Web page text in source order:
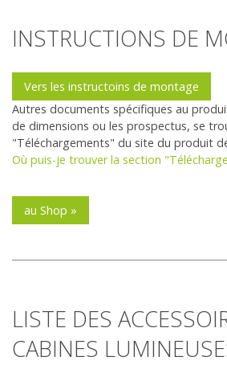
INSTRUCTIONS DE
Vers les instructoins de montage
Autres documents spécifiques au
de dimensions ou les prospectus, se
"Téléchargements" du site du produit
Où puis-je trouver la section
au Shop »
LISTE DES
CABINES